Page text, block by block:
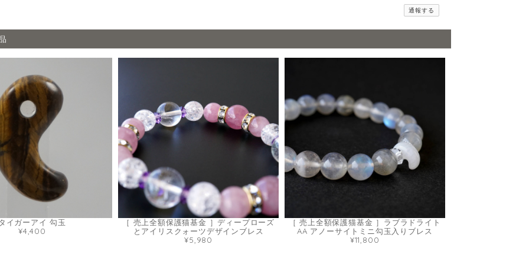
通報する
イガーアイ 勾玉
¥4,400
［ 売上全額保護猫基金 ］ディープローズ
とアイリスクォーツデザインブレス
¥5,980
［ 売上全額保護猫基金 ］ラブラドライト
AA アノーサイトミニ勾玉入りブレス
¥11,800